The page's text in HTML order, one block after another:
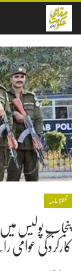
تحفظِ عامہ
پنجاب پولیس
کارکردگی